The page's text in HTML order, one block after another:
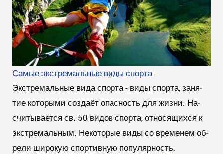
Самые экстремальные виды спорта
Экстремальные вида спорта - ви­ды спор­та, за­ня­
тие ко­то­ры­ми соз­да­ёт опас­ность для жиз­ни. На­
счи­ты­ва­ет­ся св. 50 ви­дов спор­та, от­но­ся­щих­ся к
экс­тре­маль­ным. Не­ко­то­рые ви­ды со вре­ме­нем об­
ре­ли ши­ро­кую спортивную по­пу­ляр­ность.